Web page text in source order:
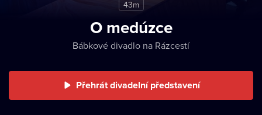
43m
O medúzce
Bábkové divadlo na Rázcestí
Přehrát divadelní představení